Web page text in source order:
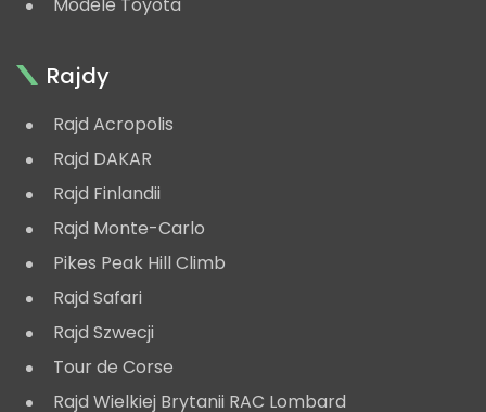
Rajdy
Rajd Acropolis
Rajd DAKAR
Rajd Finlandii
Rajd Monte-Carlo
Pikes Peak Hill Climb
Rajd Safari
Rajd Szwecji
Tour de Corse
Rajd Wielkiej Brytanii RAC Lombard